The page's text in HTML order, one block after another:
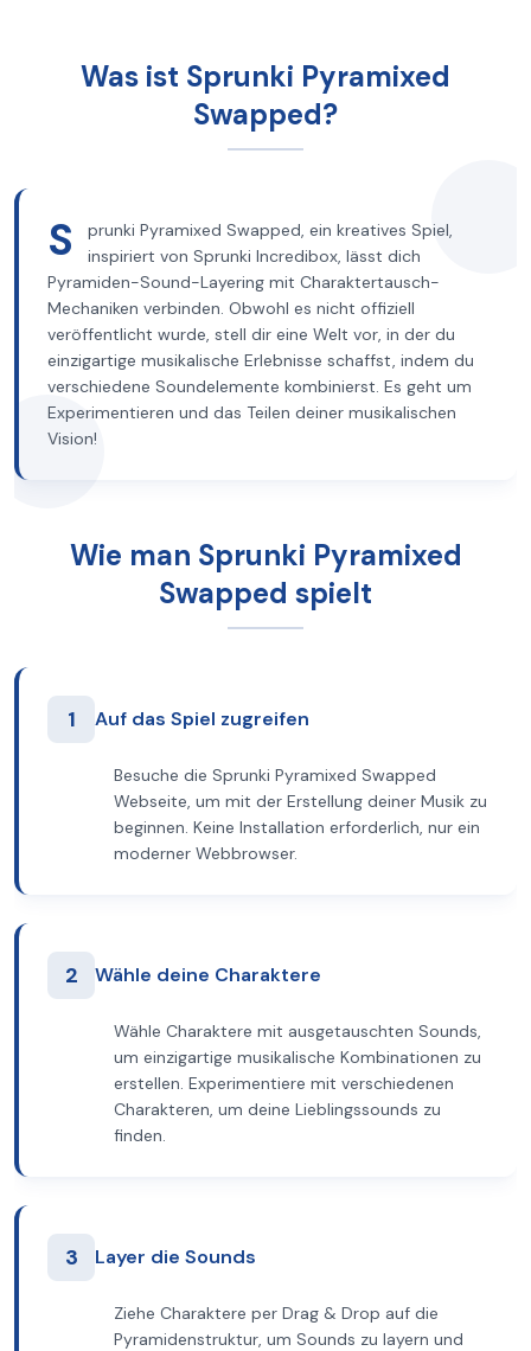
Was ist Sprunki Pyramixed
Swapped?
S
prunki Pyramixed Swapped, ein kreatives Spiel,
inspiriert von Sprunki Incredibox, lässt dich
Pyramiden-Sound-Layering mit Charaktertausch-
Mechaniken verbinden. Obwohl es nicht offiziell
veröffentlicht wurde, stell dir eine Welt vor, in der du
einzigartige musikalische Erlebnisse schaffst, indem du
verschiedene Soundelemente kombinierst. Es geht um
Experimentieren und das Teilen deiner musikalischen
Vision!
Wie man Sprunki Pyramixed
Swapped spielt
1 Auf das Spiel zugreifen
Besuche die Sprunki Pyramixed Swapped
Webseite, um mit der Erstellung deiner Musik zu
beginnen. Keine Installation erforderlich, nur ein
moderner Webbrowser.
2 Wähle deine Charaktere
Wähle Charaktere mit ausgetauschten Sounds,
um einzigartige musikalische Kombinationen zu
erstellen. Experimentiere mit verschiedenen
Charakteren, um deine Lieblingssounds zu
finden.
3 Layer die Sounds
Ziehe Charaktere per Drag & Drop auf die
Pyramidenstruktur, um Sounds zu layern und